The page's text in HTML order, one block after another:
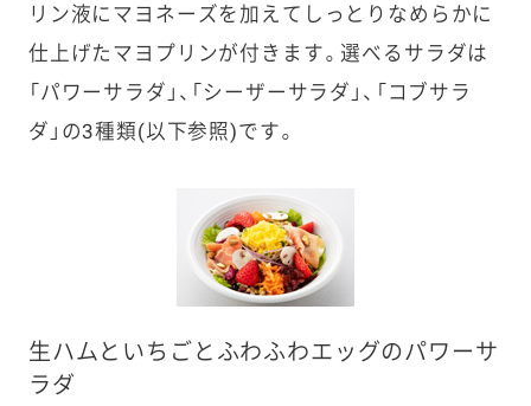
リン液にマヨネーズを加えてしっとりなめらかに
仕上げたマヨプリンが付きます。選べるサラダは
「パワーサラダ」、「シーザーサラダ」、「コブサラ
ダ」の3種類(以下参照)です。
生ハムといちごとふわふわエッグのパワーサ
ラダ